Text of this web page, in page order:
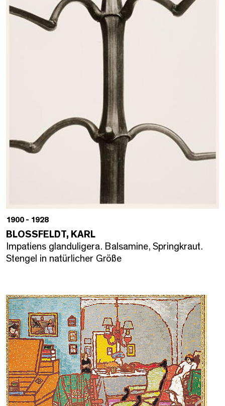
1900 - 1928
BLOSSFELDT, KARL
Impatiens glanduligera. Balsamine, Springkraut.
Stengel in natürlicher Größe